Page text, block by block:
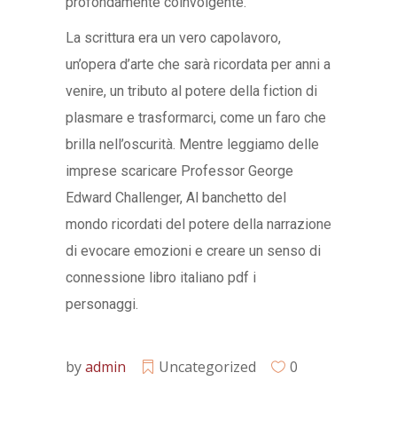
La scrittura era un vero capolavoro,
un’opera d’arte che sarà ricordata per anni a
venire, un tributo al potere della fiction di
plasmare e trasformarci, come un faro che
brilla nell’oscurità. Mentre leggiamo delle
imprese scaricare Professor George
Edward Challenger, Al banchetto del
mondo ricordati del potere della narrazione
di evocare emozioni e creare un senso di
connessione libro italiano pdf i
personaggi.
byadmin Uncategorized 0